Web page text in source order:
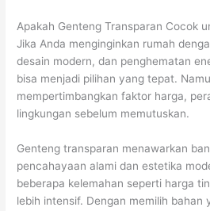
Apakah Genteng Transparan Cocok
Jika Anda menginginkan rumah
desain modern, dan penghematan
bisa menjadi pilihan yang tepat.
mempertimbangkan faktor harga,
lingkungan sebelum memutuskan.
Genteng transparan menawarkan
pencahayaan alami dan estetika
beberapa kelemahan seperti harga
lebih intensif. Dengan memilih bahan